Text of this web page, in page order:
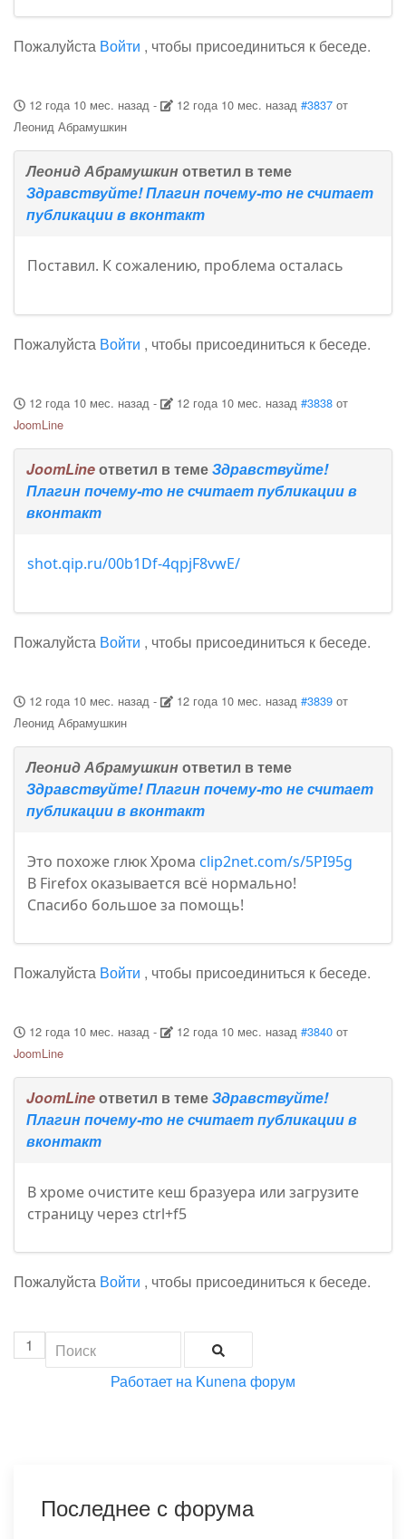
Пожалуйста Войти , чтобы присоединиться к беседе.
12 года 10 мес. назад- 12 года 10 мес. назад #3837 от
Леонид Абрамушкин
Леонид Абрамушкинответил в теме
Здравствуйте! Плагин почему-то не считает
публикации в вконтакт
Поставил. К сожалению, проблема осталась
Пожалуйста Войти , чтобы присоединиться к беседе.
12 года 10 мес. назад- 12 года 10 мес. назад #3838 от
JoomLine
JoomLineответил в темеЗдравствуйте!
Плагин почему-то не считает публикации в
вконтакт
shot.qip.ru/00b1Df-4qpjF8vwE/
Пожалуйста Войти , чтобы присоединиться к беседе.
12 года 10 мес. назад- 12 года 10 мес. назад #3839 от
Леонид Абрамушкин
Леонид Абрамушкинответил в теме
Здравствуйте! Плагин почему-то не считает
публикации в вконтакт
Это похоже глюк Хрома clip2net.com/s/5PI95g
В Firefox оказывается всё нормально!
Спасибо большое за помощь!
Пожалуйста Войти , чтобы присоединиться к беседе.
12 года 10 мес. назад- 12 года 10 мес. назад #3840 от
JoomLine
JoomLineответил в темеЗдравствуйте!
Плагин почему-то не считает публикации в
вконтакт
В хроме очистите кеш бразуера или загрузите
страницу через ctrl+f5
Пожалуйста Войти , чтобы присоединиться к беседе.
1
Работает на Kunena форум
Последнее с форума